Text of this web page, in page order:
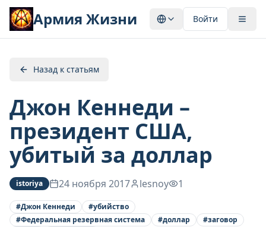
Армия Жизни Войти
Назад к статьям
Джон Кеннеди –
президент США,
убитый за доллар
istoriya 24 ноября 2017 lesnoy 1
#Джон Кеннеди #убийство
#Федеральная резервная система #доллар #заговор